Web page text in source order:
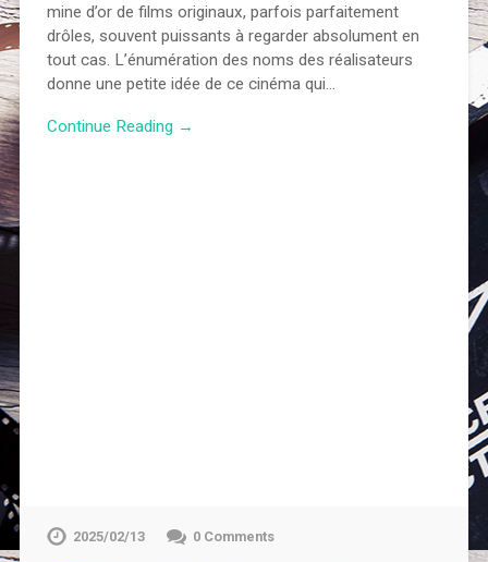
mine d’or de films originaux, parfois parfaitement
drôles, souvent puissants à regarder absolument en
tout cas. L’énumération des noms des réalisateurs
donne une petite idée de ce cinéma qui…
Continue Reading →
2025/02/13 0 Comments